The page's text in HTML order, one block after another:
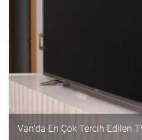
Van'da En Çok Tercih Edilen